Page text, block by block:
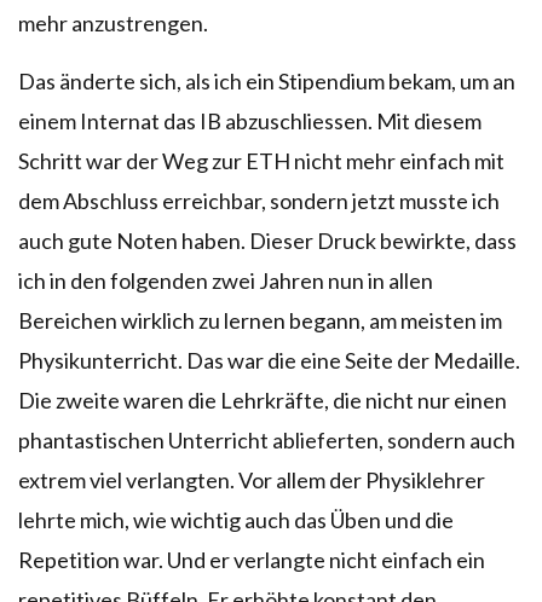
mehr anzustrengen.
Das änderte sich, als ich ein Stipendium bekam, um an
einem Internat das IB abzuschliessen. Mit diesem
Schritt war der Weg zur ETH nicht mehr einfach mit
dem Abschluss erreichbar, sondern jetzt musste ich
auch gute Noten haben. Dieser Druck bewirkte, dass
ich in den folgenden zwei Jahren nun in allen
Bereichen wirklich zu lernen begann, am meisten im
Physikunterricht. Das war die eine Seite der Medaille.
Die zweite waren die Lehrkräfte, die nicht nur einen
phantastischen Unterricht ablieferten, sondern auch
extrem viel verlangten. Vor allem der Physiklehrer
lehrte mich, wie wichtig auch das Üben und die
Repetition war. Und er verlangte nicht einfach ein